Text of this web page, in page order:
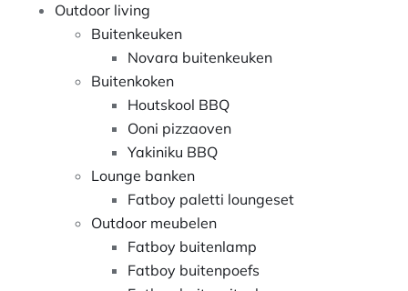
Outdoor living
Buitenkeuken
Novara buitenkeuken
Buitenkoken
Houtskool BBQ
Ooni pizzaoven
Yakiniku BBQ
Lounge banken
Fatboy paletti loungeset
Outdoor meubelen
Fatboy buitenlamp
Fatboy buitenpoefs